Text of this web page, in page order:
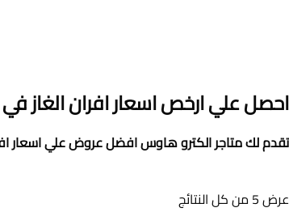
احصل علي ارخصاسعار افران الغاز
تقدم لك متاجر الكترو هاوس افضل عروض علياسعار
عرض ⁦5⁩ من كل النتائج